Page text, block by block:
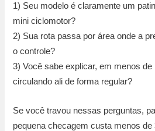
1) Seu modelo é claramente um
mini ciclomotor?
2) Sua rota passa por área onde a
o controle?
3) Você sabe explicar, em menos
circulando ali de forma regular?
Se você travou nessas perguntas,
pequena checagem custa menos de